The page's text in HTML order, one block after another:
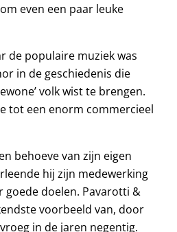
even een paar leuke
de populaire muziek was
in de geschiedenis die
volk wist te brengen.
tot een enorm commercieel
behoeve van zijn eigen
hij zijn medewerking
goede doelen. Pavarotti &
voorbeeld van, door
in de jaren negentig.